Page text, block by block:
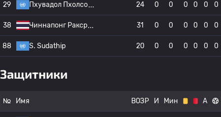
29 Пхувадол Пхолсо 24 0 0 0 0 0 0
38 Чиннапонг Ракср 31 0 0 0 0 0 0
88 S. Sudathip 20 0 0 0 0 0 0
Защитники
№ Имя ВОЗР И Мин А